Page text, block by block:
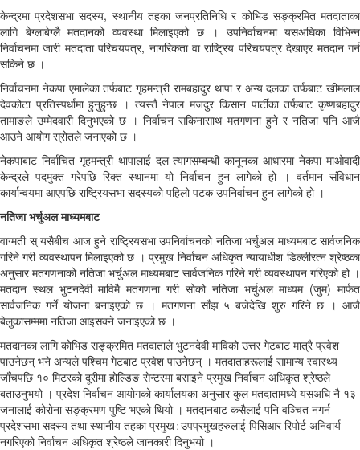
केन्द्रमा प्रदेशसभा सदस्य, स्थानीय तहका जनप्रतिनिधि र कोभिड सङ्क्रमित मतदाताका
लागि बेग्लाबेग्लै मतदानको व्यवस्था मिलाइएको छ । उपनिर्वाचनमा यसअघिका विभिन्न
निर्वाचनमा जारी मतदाता परिचयपत्र, नागरिकता वा राष्ट्रिय परिचयपत्र देखाएर मतदान गर्न
सकिने छ ।
निर्वाचनमा नेकपा एमालेका तर्फबाट गृहमन्त्री रामबहादुर थापा र अन्य दलका तर्फबाट खीमलाल
देवकोटा प्रतिस्पर्धामा हुनुहुन्छ । त्यस्तै नेपाल मजदुर किसान पार्टीका तर्फबाट कृष्णबहादुर
तामाङले उम्मेदवारी दिनुभएको छ । निर्वाचन सकिनासाथ मतगणना हुने र नतिजा पनि आजै
आउने आयोग स्रोतले जनाएको छ ।
नेकपाबाट निर्वाचित गृहमन्त्री थापालाई दल त्यागसम्बन्धी कानूनका आधारमा नेकपा माओवादी
केन्द्रले पदमुक्त गरेपछि रिक्त स्थानमा यो निर्वाचन हुन लागेको हो । वर्तमान संविधान
कार्यान्वयमा आएपछि राष्ट्रियसभा सदस्यको पहिलो पटक उपनिर्वाचन हुन लागेको हो ।
नतिजा भर्चुअल माध्यमबाट
वाग्मती स् यसैबीच आज हुने राष्ट्रियसभा उपनिर्वाचनको नतिजा भर्चुअल माध्यमबाट सार्वजनिक
गरिने गरी व्यवस्थापन मिलाइएको छ । प्रमुख निर्वाचन अधिकृत न्यायाधीश डिल्लीरत्न श्रेष्ठका
अनुसार मतगणनाको नतिजा भर्चुअल माध्यमबाट सार्वजनिक गरिने गरी व्यवस्थापन गरिएको हो ।
मतदान स्थल भुटनदेवी माविमै मतगणना गरी सोको नतिजा भर्चुअल माध्यम (जुम) मार्फत
सार्वजनिक गर्ने योजना बनाइएको छ । मतगणना साँझ ५ बजेदेखि शुरु गरिने छ । आजै
बेलुकासम्ममा नतिजा आइसक्ने जनाइएको छ ।
मतदानका लागि कोभिड सङ्क्रमित मतदाताले भुटनदेवी माविको उत्तर गेटबाट मात्रै प्रवेश
पाउनेछन् भने अन्यले पश्चिम गेटबाट प्रवेश पाउनेछन् । मतदाताहरूलाई सामान्य स्वास्थ्य
जाँचपछि १० मिटरको दूरीमा होल्डिङ सेन्टरमा बसाइने प्रमुख निर्वाचन अधिकृत श्रेष्ठले
बताउनुभयो । प्रदेश निर्वाचन आयोगको कार्यालयका अनुसार कुल मतदातामध्ये यसअघि नै १३
जनालाई कोरोना सङ्क्रमण पुष्टि भएको थियो । मतदानबाट कसैलाई पनि वञ्चित नगर्न
प्रदेशसभा सदस्य तथा स्थानीय तहका प्रमुख÷उपप्रमुखहरुलाई पिसिआर रिपोर्ट अनिवार्य
नगरिएको निर्वाचन अधिकृत श्रेष्ठले जानकारी दिनुभयो ।